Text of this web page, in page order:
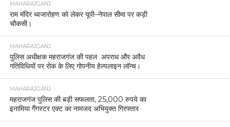
MAHARAJGANJ
राम मंदिर ध्वजारोहण को लेकर यूपी–नेपाल सीमा पर कड़ी
चौकसी।
MAHARAJGANJ
पुलिस अधीक्षक महराजगंज की पहल अपराध और अवैध
गतिविधियों पर रोक के लिए गोपनीय हेल्पलाइन लॉन्च।
MAHARAJGANJ
महराजगंज पुलिस की बड़ी सफलता, 25,000 रुपये का
इनामिया गैंगस्टर एक्ट का नामजद अभियुक्त गिरफ्तार